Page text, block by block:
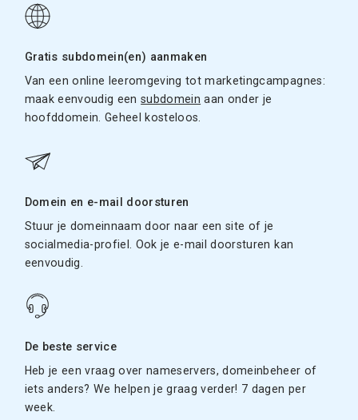
Gratis subdomein(en) aanmaken
Van een online leeromgeving tot marketingcampagnes:
maak eenvoudig eensubdomein aan onder je
hoofddomein. Geheel kosteloos.
Domein en e-mail doorsturen
Stuur je domeinnaam door naar een site of je
socialmedia-profiel. Ook je e-mail doorsturen kan
eenvoudig.
De beste service
Heb je een vraag over nameservers, domeinbeheer of
iets anders? We helpen je graag verder! 7 dagen per
week.